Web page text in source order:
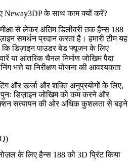
Neway3DP के साथ काम क्यों करें?
से लेकर अंतिम डिलीवरी तक हैन्स 188
समर्थन प्रदान करता है। हमारी टीम यह
डिज़ाइन पाउडर बेड फ्यूजन के लिए
या आंतरिक चैनल निर्माण जोखिम पैदा
भत्ते या निरीक्षण योजना की आवश्यकता
औरऊर्जा और शक्ति अनुप्रयोगोंके लिए,
पुनः डिज़ाइन जोखिम को कम करने और
सत्यापन की ओर अधिक कुशलता से बढ़ने
के लिए हैन्स 188 को 3D प्रिंट किया